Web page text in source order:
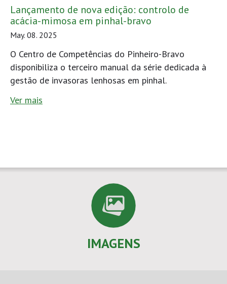
Lançamento de nova edição: controlo de
acácia-mimosa em pinhal-bravo
May. 08. 2025
O Centro de Competências do Pinheiro-Bravo
disponibiliza o terceiro manual da série dedicada à
gestão de invasoras lenhosas em pinhal.
Ver mais
IMAGENS